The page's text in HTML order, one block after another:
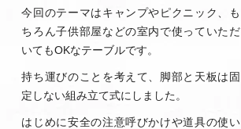
今回のテーマはキャンプやピクニック、も
ちろん子供部屋などの室内で使っていただ
いてもOKなテーブルです。
持ち運びのことを考えて、脚部と天板は固
定しない組み立て式にしました。
はじめに安全の注意呼びかけや道具の使い